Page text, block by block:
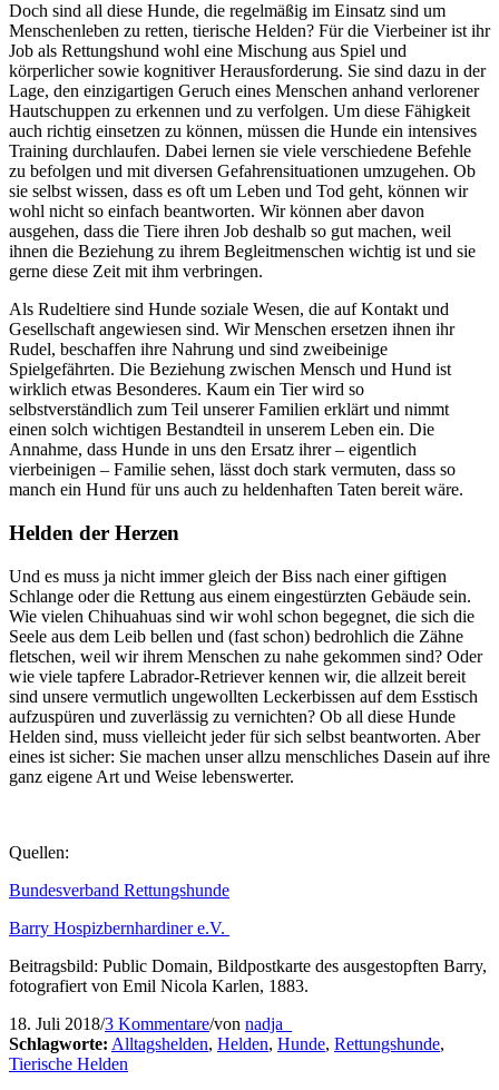
Doch sind all diese Hunde, die regelmäßig im Einsatz sind um
Menschenleben zu retten, tierische Helden? Für die Vierbeiner ist ihr
Job als Rettungshund wohl eine Mischung aus Spiel und
körperlicher sowie kognitiver Herausforderung. Sie sind dazu in der
Lage, den einzigartigen Geruch eines Menschen anhand verlorener
Hautschuppen zu erkennen und zu verfolgen. Um diese Fähigkeit
auch richtig einsetzen zu können, müssen die Hunde ein intensives
Training durchlaufen. Dabei lernen sie viele verschiedene Befehle
zu befolgen und mit diversen Gefahrensituationen umzugehen. Ob
sie selbst wissen, dass es oft um Leben und Tod geht, können wir
wohl nicht so einfach beantworten. Wir können aber davon
ausgehen, dass die Tiere ihren Job deshalb so gut machen, weil
ihnen die Beziehung zu ihrem Begleitmenschen wichtig ist und sie
gerne diese Zeit mit ihm verbringen.
Als Rudeltiere sind Hunde soziale Wesen, die auf Kontakt und
Gesellschaft angewiesen sind. Wir Menschen ersetzen ihnen ihr
Rudel, beschaffen ihre Nahrung und sind zweibeinige
Spielgefährten. Die Beziehung zwischen Mensch und Hund ist
wirklich etwas Besonderes. Kaum ein Tier wird so
selbstverständlich zum Teil unserer Familien erklärt und nimmt
einen solch wichtigen Bestandteil in unserem Leben ein. Die
Annahme, dass Hunde in uns den Ersatz ihrer – eigentlich
vierbeinigen – Familie sehen, lässt doch stark vermuten, dass so
manch ein Hund für uns auch zu heldenhaften Taten bereit wäre.
Helden der Herzen
Und es muss ja nicht immer gleich der Biss nach einer giftigen
Schlange oder die Rettung aus einem eingestürzten Gebäude sein.
Wie vielen Chihuahuas sind wir wohl schon begegnet, die sich die
Seele aus dem Leib bellen und (fast schon) bedrohlich die Zähne
fletschen, weil wir ihrem Menschen zu nahe gekommen sind? Oder
wie viele tapfere Labrador-Retriever kennen wir, die allzeit bereit
sind unsere vermutlich ungewollten Leckerbissen auf dem Esstisch
aufzuspüren und zuverlässig zu vernichten? Ob all diese Hunde
Helden sind, muss vielleicht jeder für sich selbst beantworten. Aber
eines ist sicher: Sie machen unser allzu menschliches Dasein auf ihre
ganz eigene Art und Weise lebenswerter.
Quellen:
Bundesverband Rettungshunde
Barry Hospizbernhardiner e.V.
Beitragsbild: Public Domain, Bildpostkarte des ausgestopften Barry,
fotografiert von Emil Nicola Karlen, 1883.
18. Juli 2018/3 Kommentare/von nadja_
Schlagworte: Alltagshelden, Helden, Hunde, Rettungshunde,
Tierische Helden